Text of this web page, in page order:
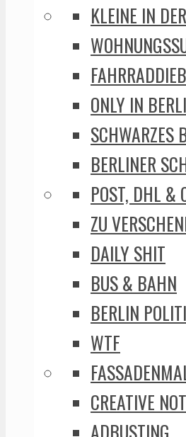
KLEINE IN
ONLY IN
SCHWARZES
BERLINER
POST, DHL &
ZU
DAILY SHIT
BUS & BAHN
BERLIN
WTF
CREATIVE
ADBUSTING